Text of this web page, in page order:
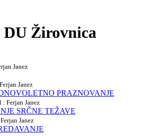
DU Žirovnica
Janez
Janez
PRAZNOVANJE
Ferjan Janez
SRČNE TEŽAVE
Janez